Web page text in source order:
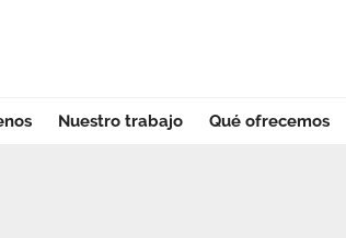
Nuestro trabajo Qué ofrecemos